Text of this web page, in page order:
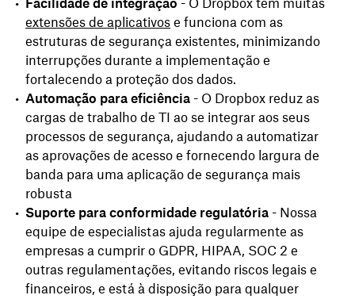
Facilidade de integração - O Dropbox tem muitas
extensões de aplicativos e funciona com as
estruturas de segurança existentes, minimizando
interrupções durante a implementação e
fortalecendo a proteção dos dados.
Automação para eficiência - O Dropbox reduz as
cargas de trabalho de TI ao se integrar aos seus
processos de segurança, ajudando a automatizar
as aprovações de acesso e fornecendo largura de
banda para uma aplicação de segurança mais
robusta
Suporte para conformidade regulatória - Nossa
equipe de especialistas ajuda regularmente as
empresas a cumprir o GDPR, HIPAA, SOC 2 e
outras regulamentações, evitando riscos legais e
financeiros, e está à disposição para qualquer